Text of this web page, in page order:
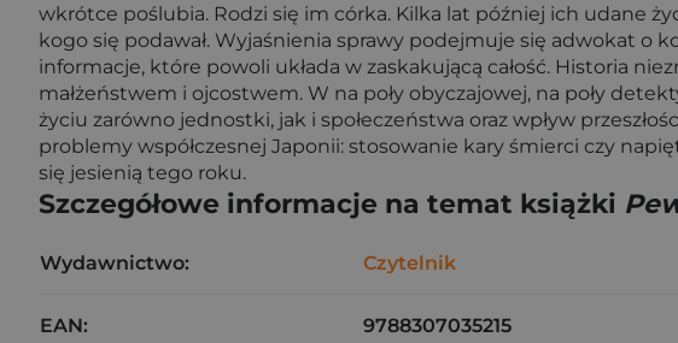
wkrótce poślubia. Rodzi się im córka. Kilka lat później ich udane
kogo się podawał. Wyjaśnienia sprawy podejmuje się adwokat o
informacje, które powoli układa w zaskakującą całość. Historia
małżeństwem i ojcostwem. W na poły obyczajowej, na poły
życiu zarówno jednostki, jak i społeczeństwa oraz wpływ
problemy współczesnej Japonii: stosowanie kary śmierci czy
się jesienią tego roku.
Szczegółowe informacje na temat książki
Wydawnictwo: Czytelnik
EAN: 9788307035215